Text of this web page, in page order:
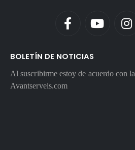
BOLETÍN DE NOTICIAS
Al suscribirme estoy de acuerdo con la
Avantserveis.com